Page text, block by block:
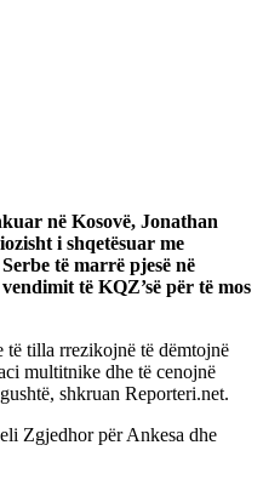
në Kosovë, Jonathan
i shqetësuar me
të marrë pjesë në
të KQZ’së për të mos
të tilla rrezikojnë të dëmtojnë
multitnike dhe të cenojnë
shkruan Reporteri.net.
Zgjedhor për Ankesa dhe